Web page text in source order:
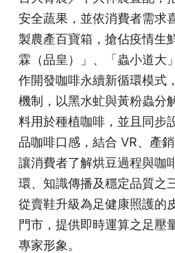
安全蔬果，並依消費者需求
製農產百寶箱，搶佔疫情生
霖（品皇）」、「蟲小道大
作開發咖啡永續新循環模式
機制，以黑水虻與黃粉蟲分
料用於種植咖啡，並且同步
品咖啡口感，結合 VR、產
讓消費者了解烘豆過程與咖
環、知識傳播及穩定品質之
從賣鞋升級為足健康照護的
門市，提供即時運算之足壓
專家形象。